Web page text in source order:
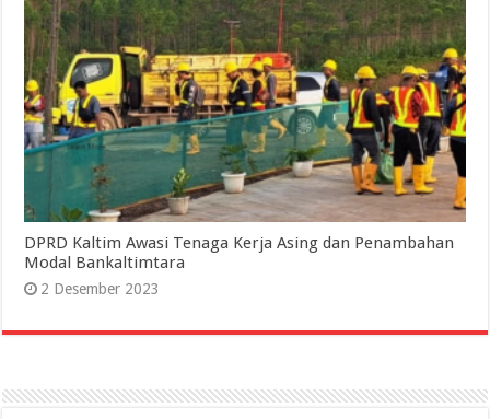
DPRD Kaltim Awasi Tenaga Kerja Asing dan Penambahan
Modal Bankaltimtara
2 Desember 2023